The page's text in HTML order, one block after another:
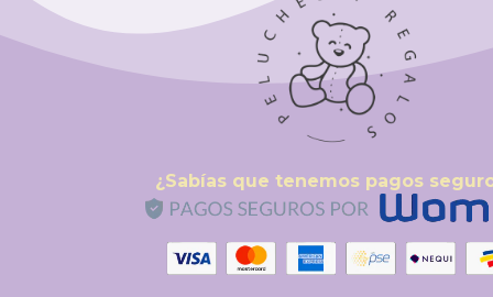
¿Sabías que tenemos pagos